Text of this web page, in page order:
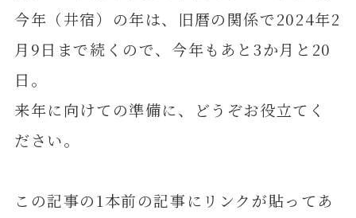
今年（井宿）の年は、旧暦の関係で2024年2
月9日まで続くので、今年もあと3か月と20
日。
来年に向けての準備に、どうぞお役立てく
ださい。
この記事の1本前の記事にリンクが貼ってあ